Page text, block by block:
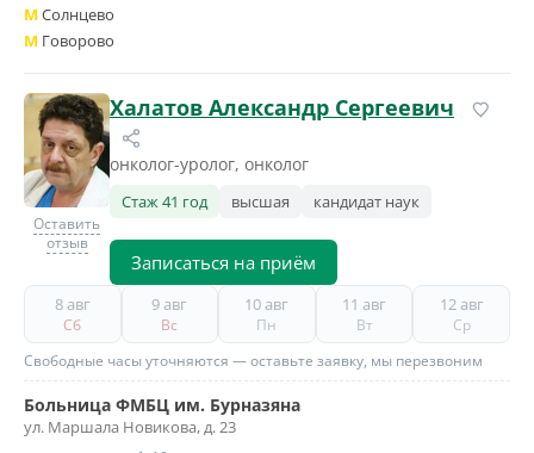
MСолнцево
M Говорово
Оставить
отзыв
Халатов Александр Сергеевич
онколог-уролог, онколог
Стаж 41 год высшая кандидат наук
Записаться на приём
8 авг
Сб
9 авг
Вс
10 авг
Пн
11 авг
Вт
12 авг
Ср
Свободные часы уточняются — оставьте заявку, мы перезвоним
Больница ФМБЦ им. Бурназяна
ул. Маршала Новикова, д. 23